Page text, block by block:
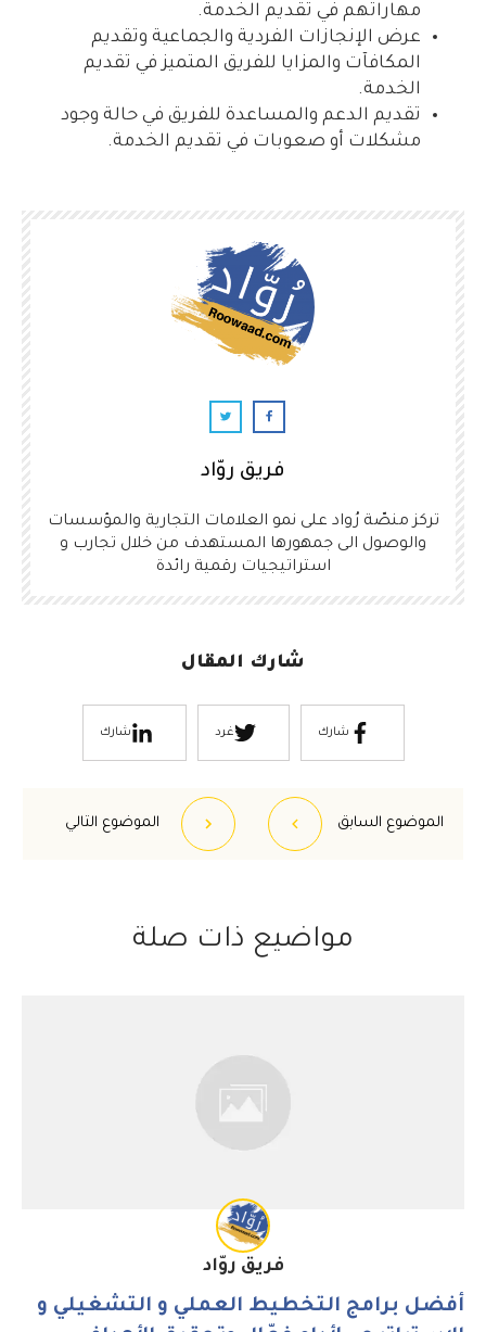
مهاراتهم في تقديم الخدمة.
عرض الإنجازات الفردية والجماعية وتقديم
المكافآت والمزايا للفريق المتميز في تقديم
الخدمة.
تقديم الدعم والمساعدة للفريق في حالة وجود
مشكلات أو صعوبات في تقديم الخدمة.
فريق روّاد
تركز منصّة رُواد على نمو العلامات التجارية والمؤسسات
والوصول الى جمهورها المستهدف من خلال تجارب و
استراتيجيات رقمية رائدة
شارك المقال
شارك غرد شارك
الموضوع السابق الموضوع التالي
مواضيع ذات صلة
فريق روّاد
أفضل برامج التخطيط العملي و التشغيلي و